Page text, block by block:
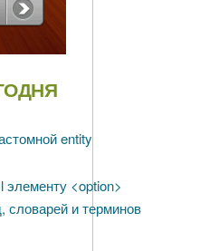
entity
<option>
словарей и терминов